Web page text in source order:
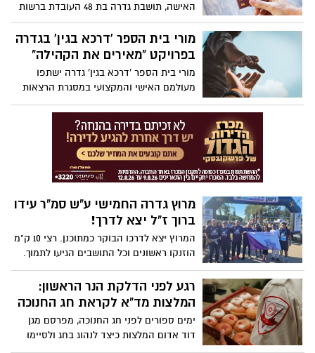
האישה, תושבת גדרה בת 48 העובדת ברשות
האוכלוסין וההגירה, נעצרה יחד עם 4 אנשים
נוספים, בחשד שהנפיקו דרכונים ישראליים
לאזרחים רוסים בניגוד להליך תקין
מורי בית הספר 'דרכא בגין' בגדרה
בפרויקט "מאירים את הקהילה"
מורי בית הספר 'דרכא בגין' גדרה ישתפו
מעולמם האישי והמקצועי במסגרת הרצאות
וסדנאות שיועברו בין כתלי בית הספר.
ההורים מוזמנים להגיע עם ילדיהם ולהעשיר
את הידע
מרוץ גדרה החמישי ע"ש סמ"ר עידו
ברוך ז"ל יצא לדרך!
המרוץ יצא לדרכו הבוקר כמתוכנן. רצי 10 ק"מ
הוזנקו ראשונים וכל התושבים הגיעו לתמוך.
רגע לפני הדלקת הנר הראשון:
המלצות מד"א לקראת חג החנוכה
ימים ספורים לפני חג החנוכה, מפרסם מגן
דוד אדום המלצות כיצד לנהוג בחג ולסיימו
בשלום, ללא תאונות וללא פציעות. כדי שגם